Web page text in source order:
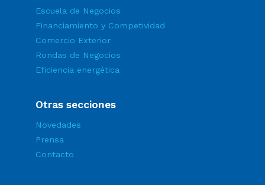
Escuela de Negocios
Financiamiento y Competividad
Comercio Exterior
Rondas de Negocios
Eficiencia energética
Otras secciones
Novedades
Prensa
Contacto